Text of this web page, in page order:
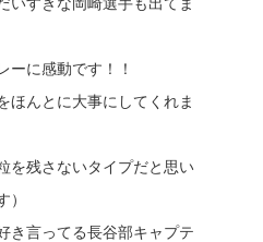
ーに感動です！！
ほんとに大事にしてくれま
を残さないタイプだと思い
）
き言ってる長谷部キャプテ